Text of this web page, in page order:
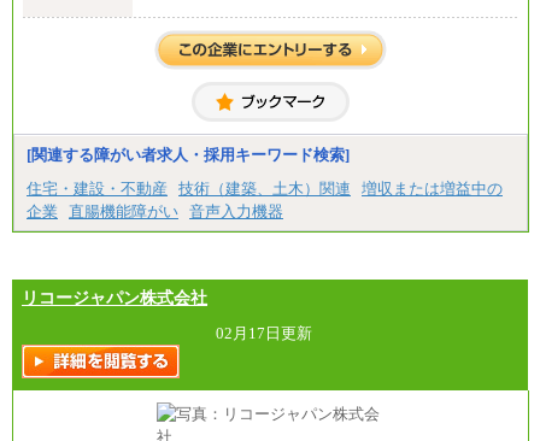
【正社員】
[全国社員]月給348,000円～
[地域社員]月給295,000円～
【契約社員】月給200,000円～
[関連する障がい者求人・採用キーワード検索]
住宅・建設・不動産
技術（建築、土木）関連
増収または増益中の
企業
直腸機能障がい 音声入力機器
リコージャパン株式会社
02月17日更新